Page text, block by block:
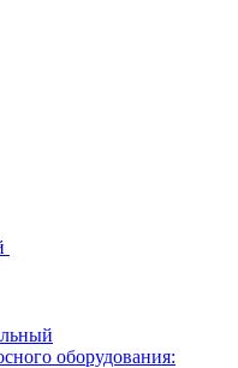
оборудования: